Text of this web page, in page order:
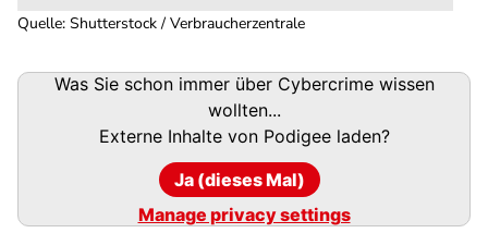
Quelle: Shutterstock / Verbraucherzentrale
Podigee-Was Sie schon immer über Cybercrime wissen
wollten...
Externe Inhalte von Podigeeladen?
Ja (dieses Mal)
Manage privacy settings